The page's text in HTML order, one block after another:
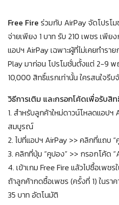
Free Fire ร่วมกับ AirPay จัดโปรโ
จ่ายเพียง 1 บาท รับ 210 เพชร เพีย
แอปฯ AirPay เฉพาะผู้ที่ไม่เคยทำรา
Play มาก่อน โปรโมชั่นตั้งแต่ 2-9
10,000 สิทธิ์แรกเท่านั้น ใครสนใจรี
วิธีการเติม และกรอกโค้ดเพื่อรับสิ
1. สำหรับลูกค้าใหม่ดาวน์โหลดแอปฯ
สมบูรณ์
2. ไปที่แอปฯ AirPay >> คลิกที่แถบ
3. คลิกที่ปุ่ม “คูปอง” >> กรอกโค้ด
4. เข้าเกม Free Fire แล้วไปซื้อเพชร
ถ้าลูกค้ากดซื้อเพชร (ครั้งที่ 1) ในรา
35 บาท อัตโนมัติ